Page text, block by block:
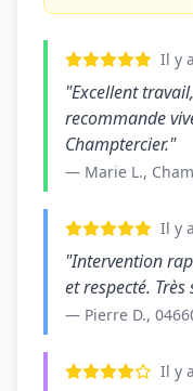
Il y
"Excellent
recommande
Champtercier."
— Marie L.,
Il y
"Intervention
et respecté.
— Pierre D.,
Il y